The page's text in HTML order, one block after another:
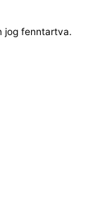
jog fenntartva.